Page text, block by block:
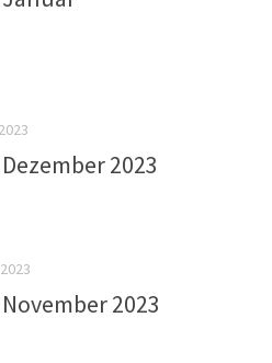
2023
2023